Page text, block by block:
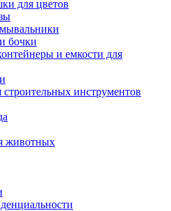
для цветов
бочки
и емкости для
инструментов
животных